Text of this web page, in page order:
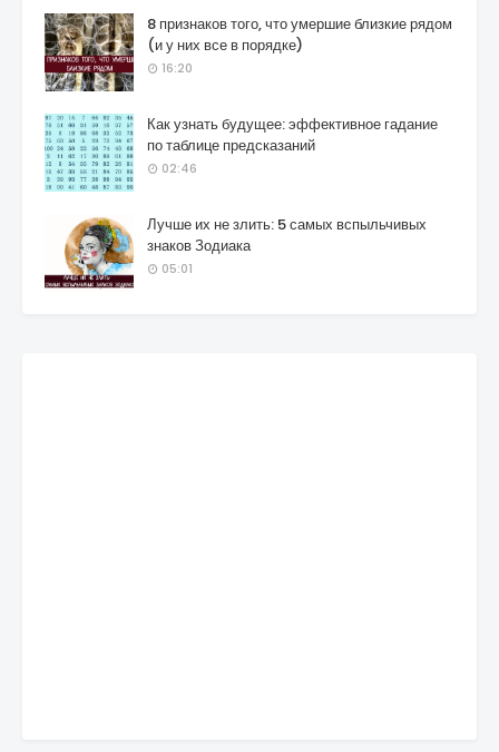
8 признаков того, что умершие близкие рядом
(и у них все в порядке)
16:20
Как узнать будущее: эффективное гадание
по таблице предсказаний
02:46
Лучше их не злить: 5 самых вспыльчивых
знаков Зодиака
05:01